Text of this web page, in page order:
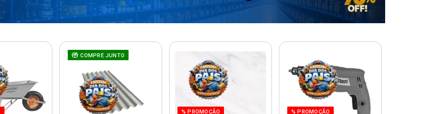
COMPRE JUNTO
% PROMOÇÃO % PROMOÇÃO